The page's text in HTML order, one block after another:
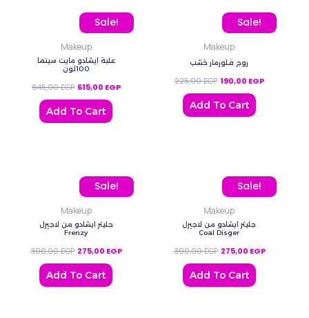
Sale!
Makeup
علبة ايشادو مايت سينما
100لون
645,00EGP
Original price was: 645,00 EGP.
615,00 EGP
Current price is: 615,00 EGP.
Add To Cart
Sale!
Makeup
روج فلورمار خشب
225,00EGP
Original price was:
190,00 EGP
Current
Add To Cart
Sale!
Makeup
جليتر ايشادو من لاجيرل
Frenzy
300,00EGP
Original price was: 300,00 EGP.
275,00 EGP
Current price is: 275,00 EGP.
Add To Cart
Sale!
Makeup
جليتر ايشادو من لاجيرل
Coal Disger
300,00EGP
Original price was:
275,00 EGP
Current
Add To Cart